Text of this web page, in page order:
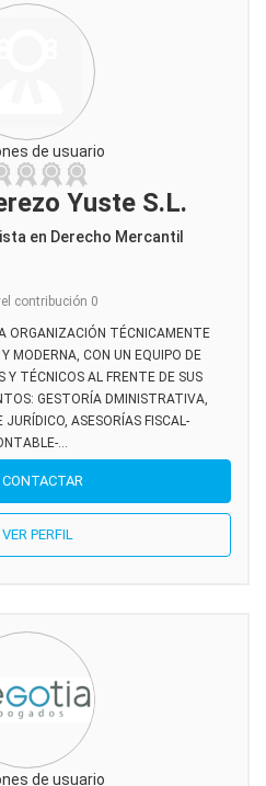
de usuario
Yuste S.L.
en Derecho Mercantil
contribución 0
ORGANIZACIÓN TÉCNICAMENTE
MODERNA, CON UN EQUIPO DE
Y TÉCNICOS AL FRENTE DE SUS
GESTORÍA DMINISTRATIVA,
ASESORÍAS FISCAL-
...
VER PERFIL
de usuario